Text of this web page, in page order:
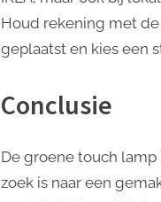
Houd rekening met
geplaatst en kies een
Conclusie
De groene touch
zoek is naar een